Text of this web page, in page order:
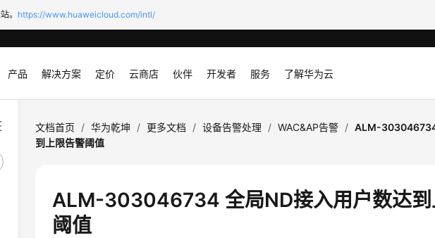
。 https://www.huaweicloud.com/intl/
产品 解决方案 定价 云商店 伙伴 开发者 服务 了解华为云
文档首页 / 华为乾坤 / 更多文档 / 设备告警处理 / WAC&AP告警 / ALM-
到上限告警阈值
ALM-303046734 全局ND接入用户数达到
阈值